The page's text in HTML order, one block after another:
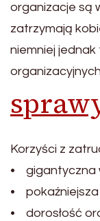
organizacje są
zatrzymają
niemniej
Korzyści z
• gigantyczna
•
• dorosłość